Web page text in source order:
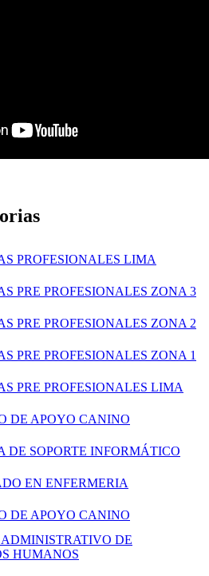
PROFESIONALES LIMA
PRE PROFESIONALES ZONA 3
PRE PROFESIONALES ZONA 2
PRE PROFESIONALES ZONA 1
PRE PROFESIONALES LIMA
DE APOYO CANINO
DE SOPORTE INFORMÁTICO
EN ENFERMERIA
DE APOYO CANINO
DE
HUMANOS